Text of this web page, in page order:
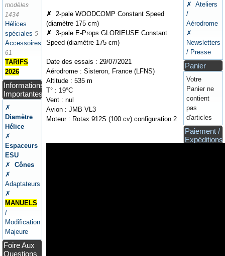
modèles
1434
Hélices
spéciales 5
Accessoires
61
TARIFS
2026
Informations
Importantes
✗
Diamètre
Hélice
✗
Espaceurs
ESU
✗
Cônes
✗
Adaptateurs
✗
MANUELS
/
Modification
Majeure
Foire Aux
Questions
✗ 2-pale WOODCOMP Constant Speed
(diamètre 175 cm)
✗3-pale E-Props GLORIEUSE Constant
Speed (diamètre 175 cm)
Date des essais : 29/07/2021
Aérodrome : Sisteron, France (LFNS)
Altitude : 535 m
T° : 19°C
Vent : nul
Avion : JMB VL3
Moteur : Rotax 912S (100 cv) configuration 2
✗ Ateliers
/
Aérodrome
✗
Newsletters
/ Presse
Panier
Votre
Panier ne
contient
pas
d'articles
Paiement /
Expéditions